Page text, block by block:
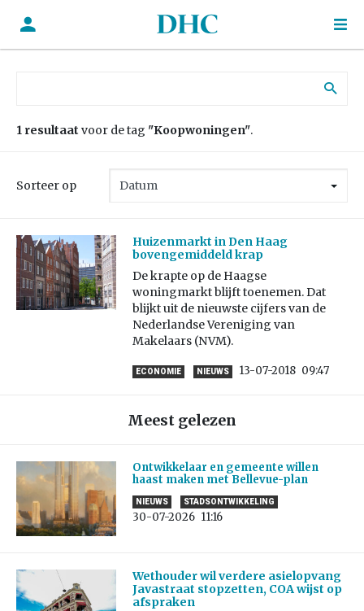
1 resultaat voor de tag "Koopwoningen".
Sorteer op
Huizenmarkt in Den Haag
bovengemiddeld krap
De krapte op de Haagse
woningmarkt blijft toenemen. Dat
blijkt uit de nieuwste cijfers van de
Nederlandse Vereniging van
Makelaars (NVM).
ECONOMIE NIEUWS 13-07-2018 09:47
Meest gelezen
Ontwikkelaar en gemeente willen
haast maken met Bellevue-plan
NIEUWS STADSONTWIKKELING
30-07-2026 11:16
Wethouder wil verdere asielopvang
Javastraat stopzetten, COA wijst op
afspraken